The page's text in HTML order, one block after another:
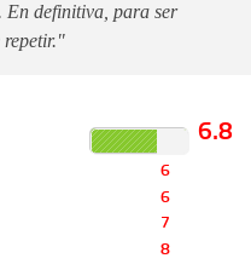
En definitiva, para ser
repetir."
6.8
6
6
7
8